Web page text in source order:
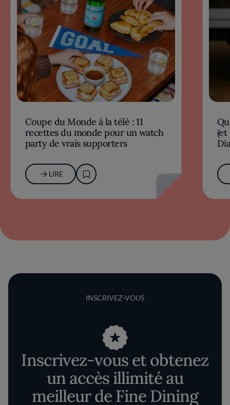
Coupe du Monde à la télé : 11
recettes du monde pour un watch
party de vrais supporters
LIRE
INSCRIVEZ-VOUS
Inscrivez-vous et obtenez
un accès illimité au
meilleur de Fine Dining